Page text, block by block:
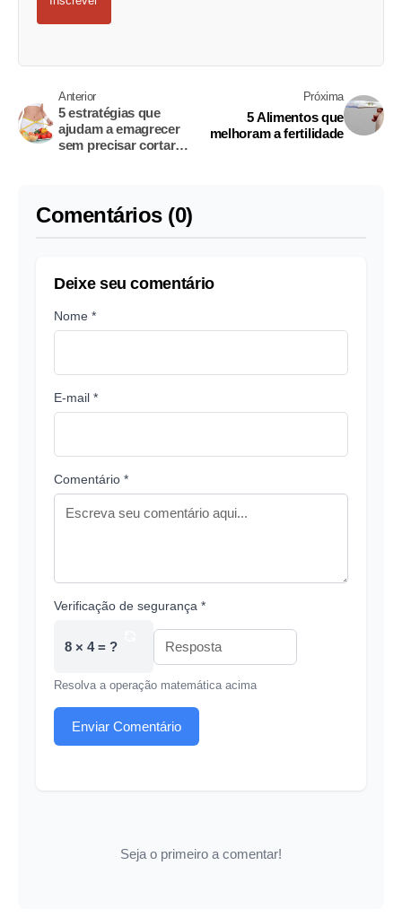
Anterior
5 estratégias que
ajudam a emagrecer
sem precisar cortar
Próxima
5 Alimentos que
melhoram a fertilidade
Comentários (0)
Deixe seu comentário
Nome *
E-mail *
Comentário *
Verificação de segurança *
8 × 4 = ?
Resolva a operação matemática acima
Enviar Comentário
Seja o primeiro a comentar!